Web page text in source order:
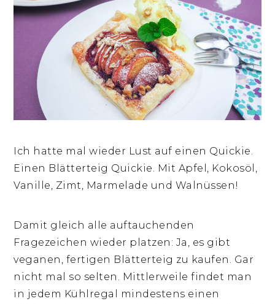
Ich hatte mal wieder Lust auf einen Quickie.
Einen Blätterteig Quickie. Mit Apfel, Kokosöl,
Vanille, Zimt, Marmelade und Walnüssen!
Damit gleich alle auftauchenden
Fragezeichen wieder platzen: Ja, es gibt
veganen, fertigen Blätterteig zu kaufen. Gar
nicht mal so selten. Mittlerweile findet man
in jedem Kühlregal mindestens einen